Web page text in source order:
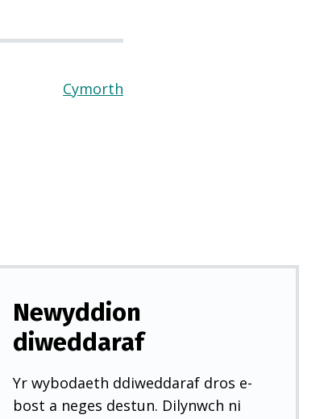
Cymorth
Newyddion
diweddaraf
Yr wybodaeth ddiweddaraf dros e-
bost a neges destun. Dilynwch ni